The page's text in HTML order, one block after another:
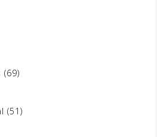
(69)
(51)